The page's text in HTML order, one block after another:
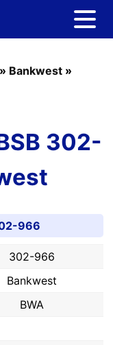
» Bankwest »
302-
966
302-966
Bankwest
BWA